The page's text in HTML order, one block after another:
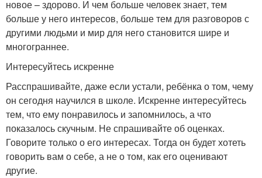
новое – здорово. И чем больше человек знает, тем
больше у него интересов, больше тем для разговоров с
другими людьми и мир для него становится шире и
многограннее.
Интересуйтесь искренне
Расспрашивайте, даже если устали, ребёнка о том, чему
он сегодня научился в школе. Искренне интересуйтесь
тем, что ему понравилось и запомнилось, а что
показалось скучным. Не спрашивайте об оценках.
Говорите только о его интересах. Тогда он будет хотеть
говорить вам о себе, а не о том, как его оценивают
другие.